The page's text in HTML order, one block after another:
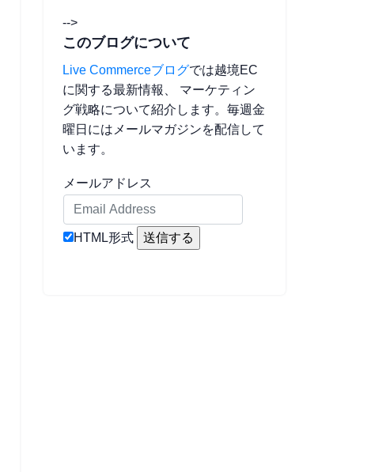
-->
このブログについて
Live Commerceブログでは越境EC
に関する最新情報、 マーケティン
グ戦略について紹介します。毎週金
曜日にはメールマガジンを配信して
います。
メールアドレス
HTML形式